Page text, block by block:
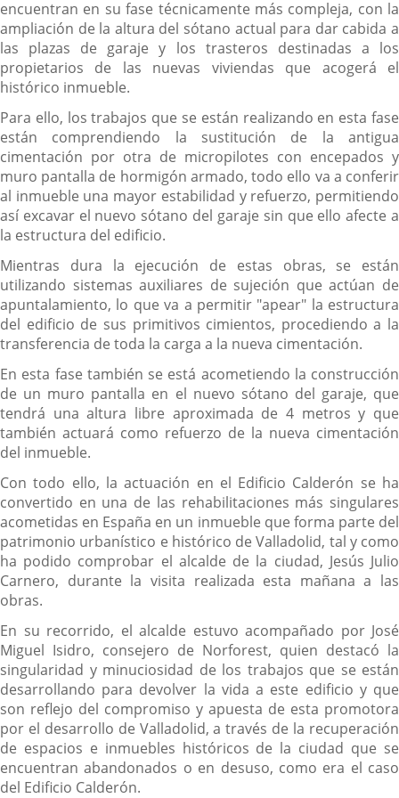
encuentran en su fase técnicamente más compleja, con la
ampliación de la altura del sótano actual para dar cabida a
las plazas de garaje y los trasteros destinadas a los
propietarios de las nuevas viviendas que acogerá el
histórico inmueble.
Para ello, los trabajos que se están realizando en esta fase
están comprendiendo la sustitución de la antigua
cimentación por otra de micropilotes con encepados y
muro pantalla de hormigón armado, todo ello va a conferir
al inmueble una mayor estabilidad y refuerzo, permitiendo
así excavar el nuevo sótano del garaje sin que ello afecte a
la estructura del edificio.
Mientras dura la ejecución de estas obras, se están
utilizando sistemas auxiliares de sujeción que actúan de
apuntalamiento, lo que va a permitir "apear" la estructura
del edificio de sus primitivos cimientos, procediendo a la
transferencia de toda la carga a la nueva cimentación.
En esta fase también se está acometiendo la construcción
de un muro pantalla en el nuevo sótano del garaje, que
tendrá una altura libre aproximada de 4 metros y que
también actuará como refuerzo de la nueva cimentación
del inmueble.
Con todo ello, la actuación en el Edificio Calderón se ha
convertido en una de las rehabilitaciones más singulares
acometidas en España en un inmueble que forma parte del
patrimonio urbanístico e histórico de Valladolid, tal y como
ha podido comprobar el alcalde de la ciudad, Jesús Julio
Carnero, durante la visita realizada esta mañana a las
obras.
En su recorrido, el alcalde estuvo acompañado por José
Miguel Isidro, consejero de Norforest, quien destacó la
singularidad y minuciosidad de los trabajos que se están
desarrollando para devolver la vida a este edificio y que
son reflejo del compromiso y apuesta de esta promotora
por el desarrollo de Valladolid, a través de la recuperación
de espacios e inmuebles históricos de la ciudad que se
encuentran abandonados o en desuso, como era el caso
del Edificio Calderón.